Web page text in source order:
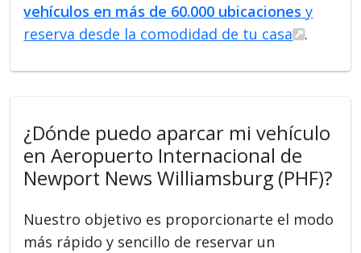
vehículos en más de 60.000 ubicaciones y
reserva desde la comodidad de tu casa
.
¿Dónde puedo aparcar mi vehículo
en Aeropuerto Internacional de
Newport News Williamsburg (PHF)?
Nuestro objetivo es proporcionarte el modo
más rápido y sencillo de reservar un